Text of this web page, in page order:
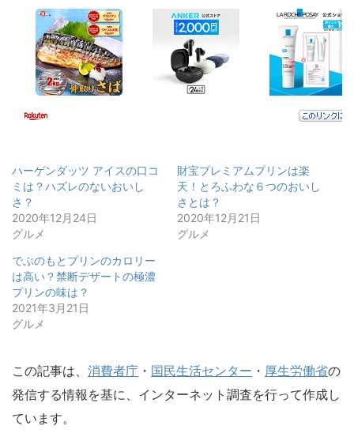
ハーゲンダッツ アイスの口コ
ミは？ハズレのないおいし
さ？
2020年12月24日
グルメ
財宝プレミアムプリンは楽
天！とろふわな６つのおいし
さとは？
2020年12月21日
グルメ
でぶのもとプリンのカロリー
は高い？禁断デザートの極濃
プリンの味は？
2021年3月21日
グルメ
この記事は、 消費者庁 ・ 国民生活センター ・ 厚生労働省の
発信する情報を基に、インターネット調査を行って作成し
ています。